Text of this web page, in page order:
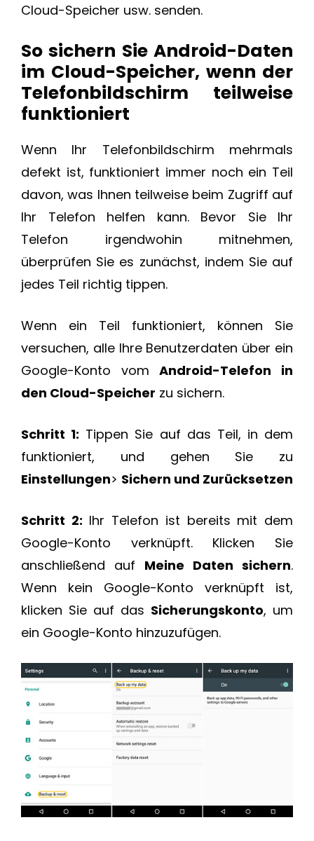
Cloud-Speicher usw. senden.
So sichern Sie Android-Daten
im Cloud-Speicher, wenn der
Telefonbildschirm teilweise
funktioniert
Wenn Ihr Telefonbildschirm mehrmals
defekt ist, funktioniert immer noch ein Teil
davon, was Ihnen teilweise beim Zugriff auf
Ihr Telefon helfen kann. Bevor Sie Ihr
Telefon irgendwohin mitnehmen,
überprüfen Sie es zunächst, indem Sie auf
jedes Teil richtig tippen.
Wenn ein Teil funktioniert, können Sie
versuchen, alle Ihre Benutzerdaten über ein
Google-Konto vomAndroid-Telefon in
den Cloud-Speicher zu sichern.
Schritt 1: Tippen Sie auf das Teil, in dem
funktioniert, und gehen Sie zu
Einstellungen> Sichern und Zurücksetzen
Schritt 2: Ihr Telefon ist bereits mit dem
Google-Konto verknüpft. Klicken Sie
anschließend auf Meine Daten sichern.
Wenn kein Google-Konto verknüpft ist,
klicken Sie auf das Sicherungskonto, um
ein Google-Konto hinzuzufügen.